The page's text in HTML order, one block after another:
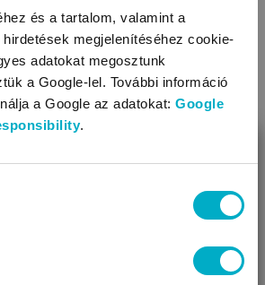
és a tartalom, valamint a
megjelenítéséhez cookie-
adatokat megosztunk
a Google-lel. További információ
a Google az adatokat: Google
.
most jársz nálunk először!